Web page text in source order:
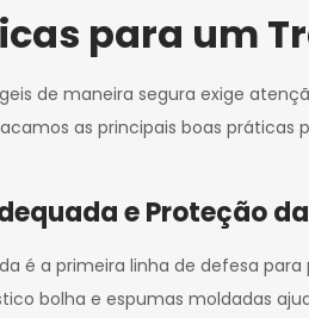
para um
de maneira segura exige
as principais boas
e Proteção
é a primeira linha de defesa
bolha e espumas moldadas